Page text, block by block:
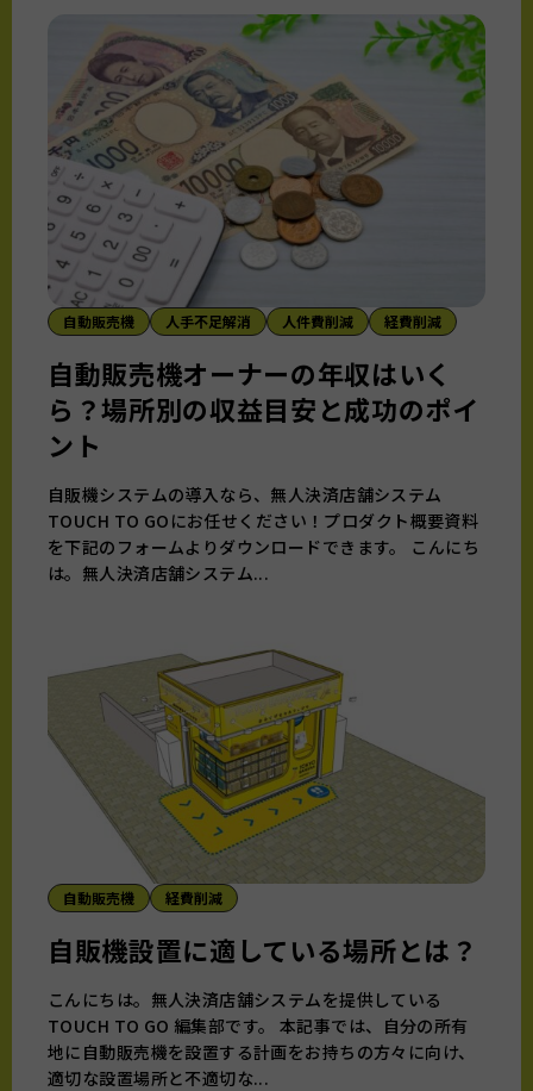
自動販売機 人手不足解消 人件費削減 経費削減
自動販売機オーナーの年収はいく
ら？場所別の収益目安と成功のポイ
ント
自販機システムの導入なら、無人決済店舗システム
TOUCH TO GOにお任せください！プロダクト概要資料
を下記のフォームよりダウンロードできます。 こんにち
は。無人決済店舗システム...
自動販売機 経費削減
自販機設置に適している場所とは？
こんにちは。無人決済店舗システムを提供している
TOUCH TO GO 編集部です。 本記事では、自分の所有
地に自動販売機を設置する計画をお持ちの方々に向け、
適切な設置場所と不適切な...